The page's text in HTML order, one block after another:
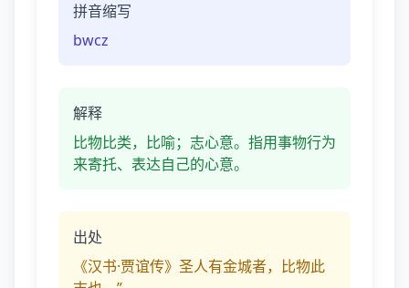
拼音缩写
bwcz
解释
比物比类，比喻；志心意。指用事物行为
来寄托、表达自己的心意。
出处
《汉书·贾谊传》圣人有金城者，比物此